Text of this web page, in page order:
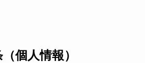
個人情報）